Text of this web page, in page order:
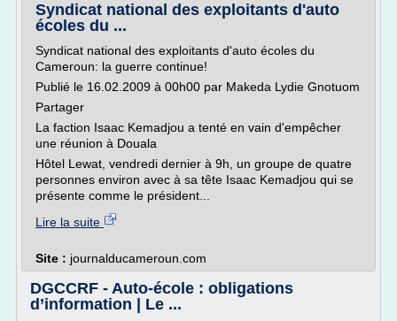
Syndicat national des exploitants d'auto
écoles du ...
Syndicat national des exploitants d'auto écoles du
Cameroun: la guerre continue!
Publié le 16.02.2009 à 00h00 par Makeda Lydie Gnotuom
Partager
La faction Isaac Kemadjou a tenté en vain d'empêcher
une réunion à Douala
Hôtel Lewat, vendredi dernier à 9h, un groupe de quatre
personnes environ avec à sa tête Isaac Kemadjou qui se
présente comme le président...
Lire la suite
Site : journalducameroun.com
DGCCRF - Auto-école : obligations
d’information | Le ...